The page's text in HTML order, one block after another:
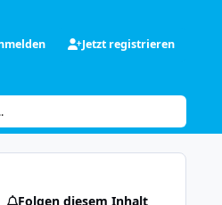
Jetzt registrieren
Folgen diesem Inhalt